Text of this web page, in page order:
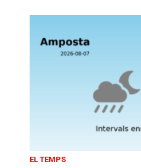
EL TEMPS